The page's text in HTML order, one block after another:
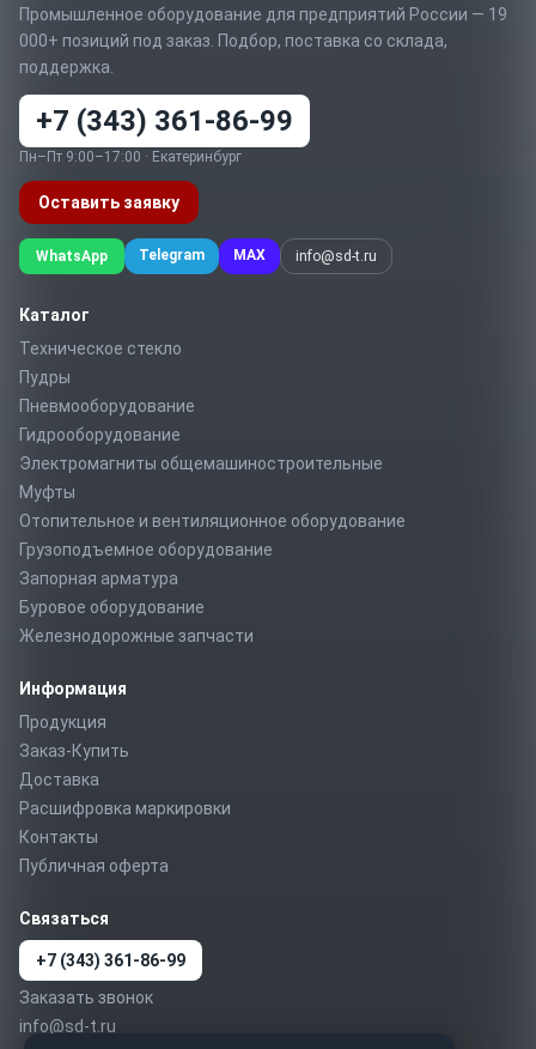
Промышленное оборудование для предприятий России — 19
000+ позиций под заказ. Подбор, поставка со склада,
поддержка.
+7 (343) 361-86-99
Пн–Пт 9:00–17:00 · Екатеринбург
Оставить заявку
WhatsApp Telegram MAX info@sd-t.ru
Каталог
Техническое стекло
Пудры
Пневмооборудование
Гидрооборудование
Электромагниты общемашиностроительные
Муфты
Отопительное и вентиляционное оборудование
Грузоподъемное оборудование
Запорная арматура
Буровое оборудование
Железнодорожные запчасти
Информация
Продукция
Заказ-Купить
Доставка
Расшифровка маркировки
Контакты
Публичная оферта
Связаться
+7 (343) 361-86-99
Заказать звонок
info@sd-t.ru